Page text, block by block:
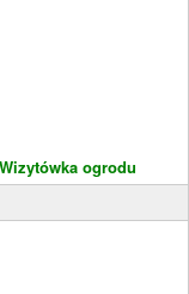
Wizytówka ogrodu